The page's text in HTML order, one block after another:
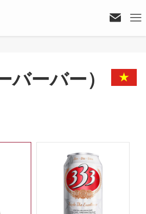
バーバー）